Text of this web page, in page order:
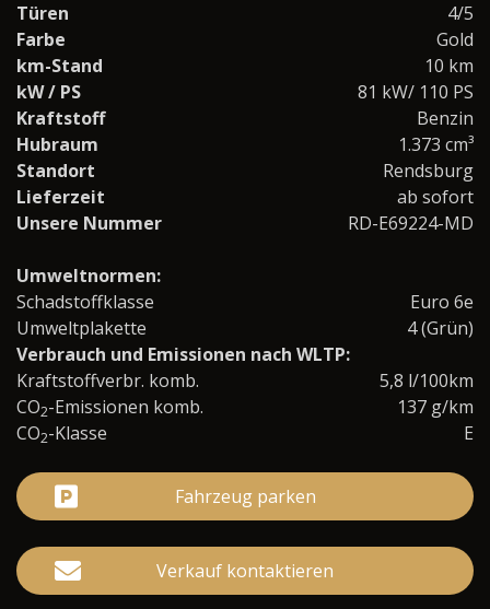
Türen
4/5
Farbe
Gold
km-Stand
10 km
kW / PS
81 kW/ 110 PS
Kraftstoff
Benzin
Hubraum
1.373 cm³
Standort
Rendsburg
Lieferzeit
ab sofort
Unsere Nummer
RD-E69224-MD
Umweltnormen:
Schadstoffklasse
Euro 6e
Umweltplakette
4 (Grün)
Verbrauch und Emissionen nach WLTP:
Kraftstoffverbr. komb.
5,8 l/100km
CO2-Emissionen komb.
137 g/km
CO2-Klasse E
Fahrzeug parken
Verkauf kontaktieren